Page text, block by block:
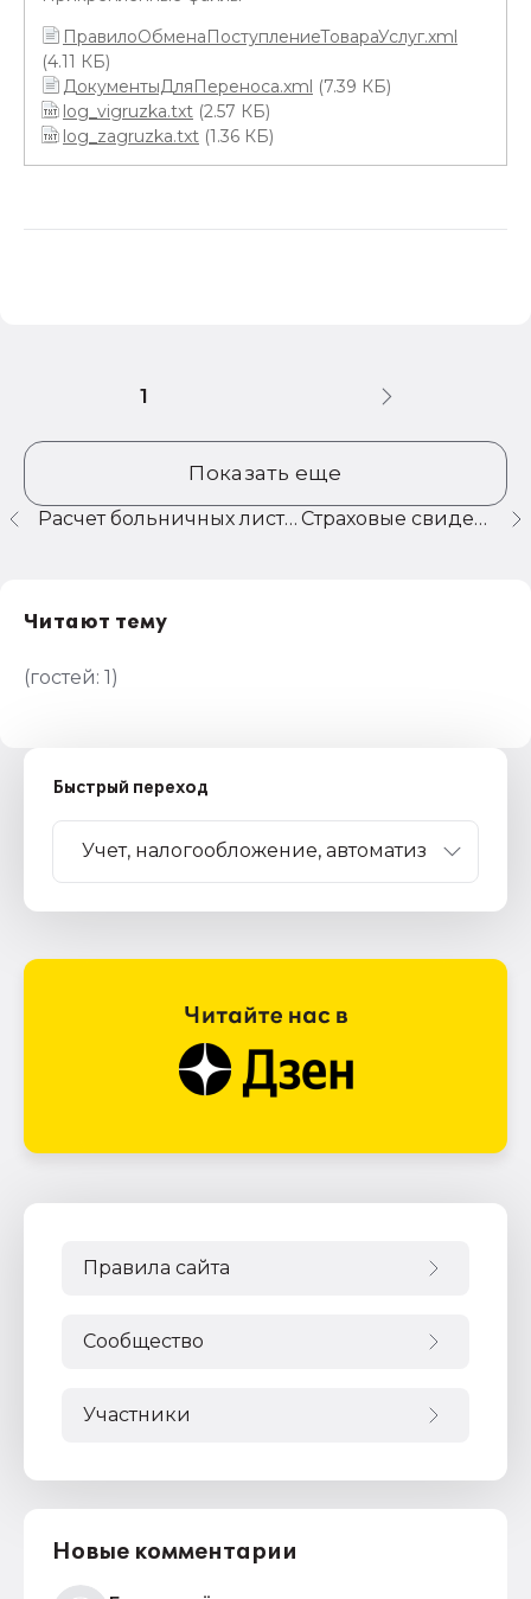
ПравилоОбменаПоступлениеТовараУслуг.xml
(4.11 КБ)
ДокументыДляПереноса.xml (7.39 КБ)
log_vigruzka.txt (2.57 КБ)
log_zagruzka.txt (1.36 КБ)
Показать еще
1
Страховые свидетельства
Расчет больничных листов для бюджетных организаций
Читают тему
(гостей: 1)
Быстрый переход
Правила сайта
Сообщество
Участники
Новые комментарии